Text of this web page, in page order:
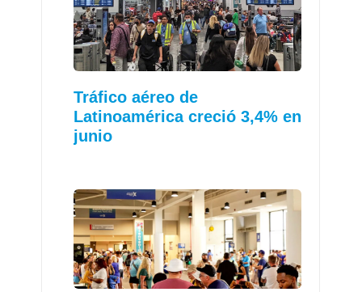
Tráfico aéreo de
Latinoamérica creció 3,4% en
junio